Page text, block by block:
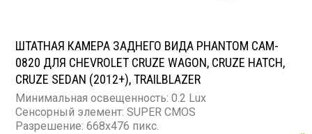
ШТАТНАЯ КАМЕРА ЗАДНЕГО ВИДА PHANTOM CAM-
0820 ДЛЯ CHEVROLET CRUZE WAGON, CRUZE HATCH,
CRUZE SEDAN (2012+), TRAILBLAZER
Минимальная освещенность: 0.2 Lux
Сенсорный элемент: SUPER CMOS
Разрешение: 668x476 пикс.